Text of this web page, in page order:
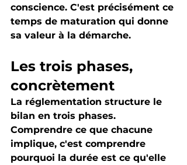
conscience. C'est précisément ce
temps de maturation qui donne
sa valeur à la démarche.
Les trois phases,
concrètement
La réglementation structure le
bilan en trois phases.
Comprendre ce que chacune
implique, c'est comprendre
pourquoi la durée est ce qu'elle